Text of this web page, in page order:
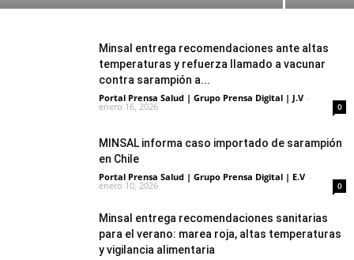
Minsal entrega recomendaciones ante altas
temperaturas y refuerza llamado a vacunar
contra sarampión a...
Portal Prensa Salud | Grupo Prensa Digital | J.V -
enero 16, 2026 0
MINSAL informa caso importado de sarampión
en Chile
Portal Prensa Salud | Grupo Prensa Digital | E.V -
enero 10, 2026 0
Minsal entrega recomendaciones sanitarias
para el verano: marea roja, altas temperaturas
y vigilancia alimentaria